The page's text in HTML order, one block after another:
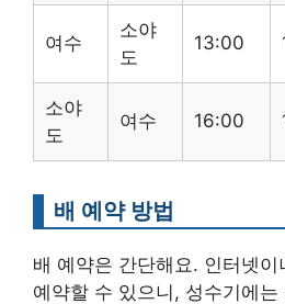
여수
소야
도
13:00
소야
도
여수 16:00
배 예약 방법
배 예약은 간단해요. 인터넷
예약할 수 있으니, 성수기에